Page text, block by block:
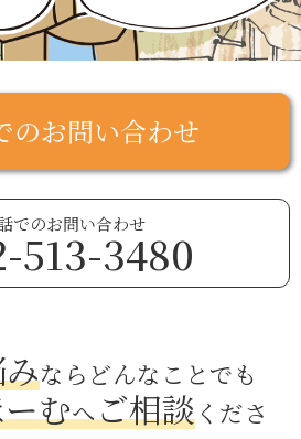
のお問い合わせ
でのお問い合わせ
513-3480
ならどんなことでも
むへご相談くださ